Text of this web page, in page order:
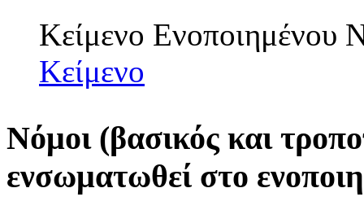
Κείμενο
Κείμενο
Νόμοι (βασικός και
ενσωματωθεί στο